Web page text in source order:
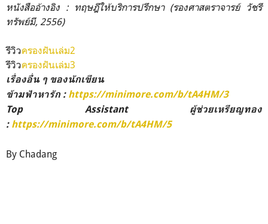
หนังสืออ้างอิง : ทฤษฎีให้บริการปรึกษา (รองศาสตราจารย์ วัชรี
ทรัพย์มี, 2556)
รีวิวครองฝันเล่ม2
รีวิวครองฝันเล่ม3
เรื่องอื่น ๆ ของนักเขียน
ข้ามฟ้าหารัก : https://minimore.com/b/tA4HM/3
Top Assistant ผู้ช่วยเหรียญทอง
: https://minimore.com/b/tA4HM/5
By Chadang